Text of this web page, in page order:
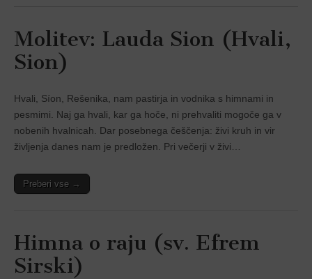
Molitev: Lauda Sion (Hvali,
Sion)
Hvali, Síon, Rešenika, nam pastirja in vodnika s himnami in
pesmimi. Naj ga hvali, kar ga hoče, ni prehvaliti mogoče ga v
nobenih hvalnicah. Dar posebnega češčenja: živi kruh in vir
življenja danes nam je predložen. Pri večerji v živi…
Preberi vse →
Himna o raju (sv. Efrem
Sirski)